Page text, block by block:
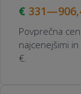
Povprečna
najcenejšimi
€.